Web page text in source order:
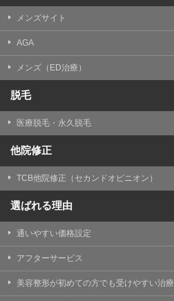
メンズサイト
AGA
メンズ（ED治療）
脱毛
医療脱毛・永久脱毛
他院修正
TCB他院修正（セカンドオピニオン）
選ばれる理由
通いやすい価格設定
アフターサービス
美容整形が初めての方でも受けやすい治療